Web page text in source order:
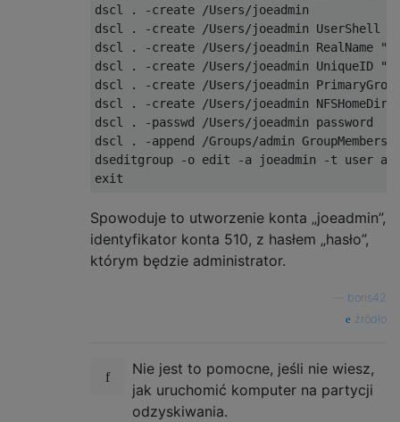
dscl . -create /Users/joeadmin
dscl . -create /Users/joeadmin UserShell /
dscl . -create /Users/joeadmin RealName
dscl . -create /Users/joeadmin UniqueID
dscl . -create /Users/joeadmin
dscl . -create /Users/joeadmin
dscl . -passwd /Users/joeadmin password
dscl . -append /Groups/admin
dseditgroup -o edit -a joeadmin -t user
Spowoduje to utworzenie konta „joeadmin”,
identyfikator konta 510, z hasłem „hasło”,
którym będzie administrator.
boris42
źródło
Nie jest to pomocne, jeśli nie wiesz,
jak uruchomić komputer na partycji
odzyskiwania.